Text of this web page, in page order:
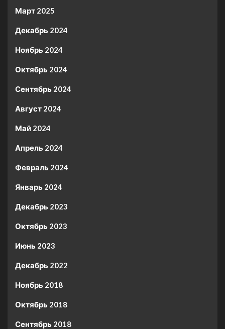
Март 2025
Декабрь 2024
Ноябрь 2024
Октябрь 2024
Сентябрь 2024
Август 2024
Май 2024
Апрель 2024
Февраль 2024
Январь 2024
Декабрь 2023
Октябрь 2023
Июнь 2023
Декабрь 2022
Ноябрь 2018
Октябрь 2018
Сентябрь 2018